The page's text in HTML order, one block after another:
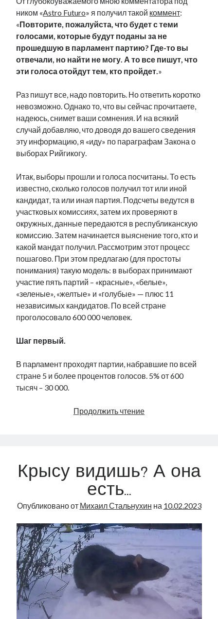
в поисках здравого смысла
высказывание
евросоюз интервью история кабинетные истории
кая каллас книга маська нарва
образование обучение эстонскому
парад клоунов парламент партия
подкаст потеряны данные пресса программа
русскоязычное образование сми ссср
стенограмма
т.х. ильвес танк фотоотчет экономика экономика эстонии
эстония эстонский язык
Михаил Стальнухин:
mstalnuhhin@gmail.com
Отзывы и предложения по блогу:
ником «Astro Futuro» я получил такой коммент:
«Повторите, пожалуйста, что будет с теми
голосами, которые будут поданы за не
прошедшую в парламент партию? Где-то вы
отвечали, но найти не могу. А то все пишут, что
эти голоса отойдут тем, кто пройдет.»
Раз пишут все, надо повторить. Но ответить коротко
невозможно. Однако то, что вы сейчас прочитаете,
надеюсь, снимет ваши сомнения. И на всякий
случай добавляю, что доводя до вашего сведения
эту информацию, я «иду» по параграфам Закона о
выборах Рийгикогу.
Итак, выборы прошли и голоса посчитаны. То есть
известно, сколько голосов получил тот или иной
кандидат, та или иная партия. Подсчеты ведутся в
участковых комиссиях, затем их проверяют в
окружных, данные передаются в республиканскую
комиссию. Затем начинается выяснение того, кто и
какой мандат получил. Рассмотрим этот процесс
пошагово. При этом предлагаю (для простоты
понимания) такую модель: в выборах принимают
участие пять партий – «красные», «белые»,
«зеленые», «желтые» и «голубые» — плюс 11
независимых кандидатов. По всей стране
проголосовало 600 000 человек.
Шаг первый.
В парламент проходят партии, набравшие по всей
стране 5 и более процентов голосов. 5% от 600
тысяч – 30 000.
Продолжить чтениеКак
Крысу видишь? А она
есть…
Опубликовано от Михаил Стальнухин на 10.02.2023